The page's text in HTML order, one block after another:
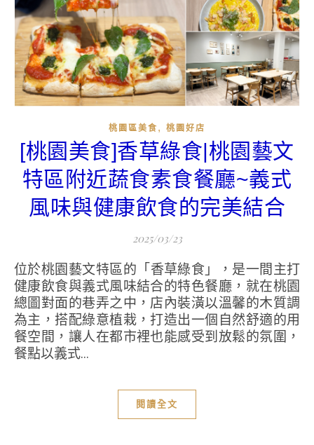
桃園區美食 , 桃園好店
[桃園美食]香草綠食|桃園藝文
特區附近蔬食素食餐廳~義式
風味與健康飲食的完美結合
2025/03/23
位於桃園藝文特區的「香草綠食」，是一間主打
健康飲食與義式風味結合的特色餐廳，就在桃園
總圖對面的巷弄之中，店內裝潢以溫馨的木質調
為主，搭配綠意植栽，打造出一個自然舒適的用
餐空間，讓人在都市裡也能感受到放鬆的氛圍，
餐點以義式...
閱讀全文